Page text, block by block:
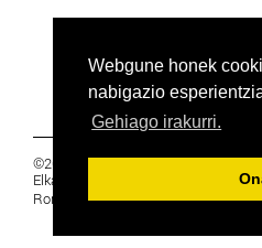
Webgune honek
nabigazio
Gehiago irakurri.
©2019 Euskal Herriko Ikasleen
Elkartea -
Ronda 27, 1 Ezk, 48005 Bilbao,